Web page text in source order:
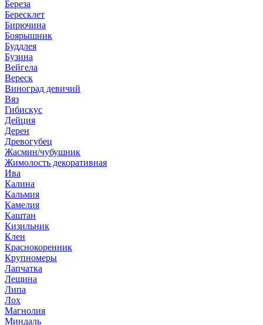
Береза
Бересклет
Бирючина
Боярышник
Буддлея
Бузина
Вейгела
Вереск
Виноград девичий
Вяз
Гибискус
Дейция
Дерен
Древогубец
Жасмин/чубушник
Жимолость декоративная
Ива
Калина
Кальмия
Камелия
Каштан
Кизильник
Клен
Краснокоренник
Крупномеры
Лапчатка
Лещина
Липа
Лох
Магнолия
Миндаль